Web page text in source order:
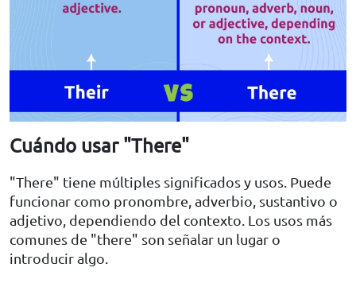
Cuándo usar "There"
"There" tiene múltiples significados y usos. Puede
funcionar como pronombre, adverbio, sustantivo o
adjetivo, dependiendo del contexto. Los usos más
comunes de "there" son señalar un lugar o
introducir algo.